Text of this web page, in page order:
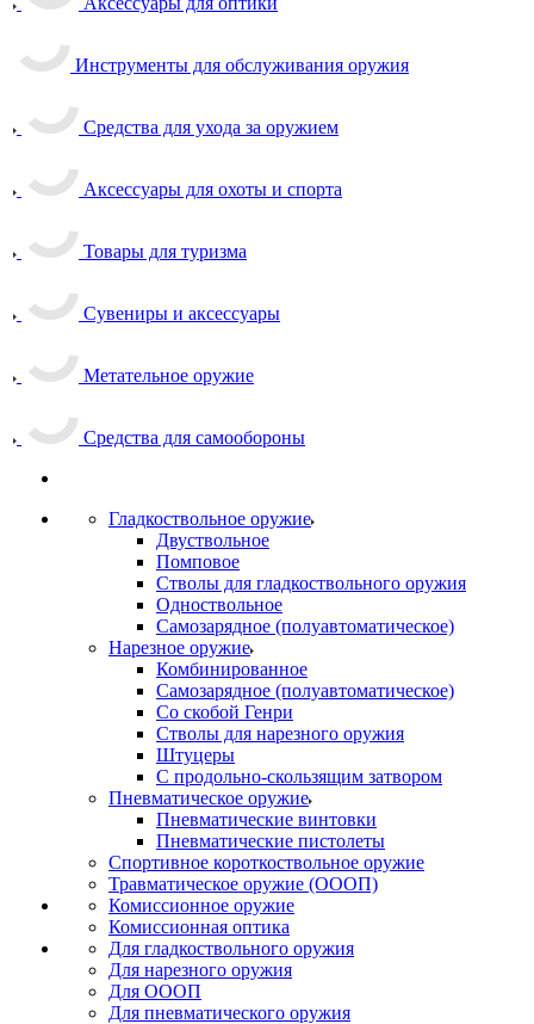
Инструменты для обслуживания оружия
Средства для ухода за оружием
Аксессуары для охоты и спорта
Товары для туризма
Сувениры и аксессуары
Метательное оружие
Средства для самообороны
Гладкоствольное оружие
Двуствольное
Помповое
Стволы для гладкоствольного оружия
Одноствольное
Самозарядное (полуавтоматическое)
Нарезное оружие
Комбинированное
Самозарядное (полуавтоматическое)
Со скобой Генри
Стволы для нарезного оружия
Штуцеры
С продольно-скользящим затвором
Пневматическое оружие
Пневматические винтовки
Пневматические пистолеты
Спортивное короткоствольное оружие
Травматическое оружие (ОООП)
Комиссионное оружие
Комиссионная оптика
Для гладкоствольного оружия
Для нарезного оружия
Для ОООП
Для пневматического оружия